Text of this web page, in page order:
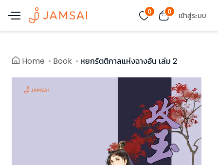
0 0 เข้าสู่ระบบ
Home Book หยกรัตติกาลแห่งฉางอัน เล่ม 2